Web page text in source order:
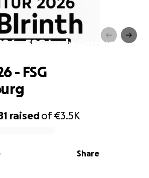
- FSG Ludwigsburg
raisedof€3.5K
Share
- FSG